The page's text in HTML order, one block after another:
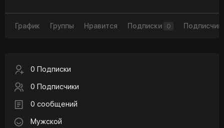
График Группы Нравится Подписки 0
0 Подписки
0 Подписчики
0 сообщений
Мужской